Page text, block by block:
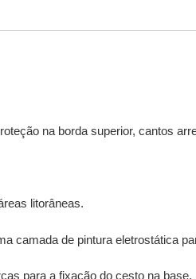
na borda superior, cantos
litorâneas.
camada de pintura eletrostática
para a fixação do cesto na base.